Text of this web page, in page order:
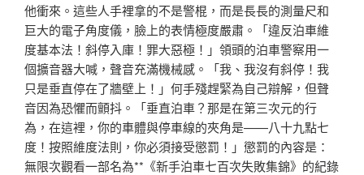
他衝來。這些人手裡拿的不是警棍，而是長長的測量尺和
巨大的電子角度儀，臉上的表情極度嚴肅。「違反泊車維
度基本法！斜停入庫！罪大惡極！」領頭的泊車警察用一
個擴音器大喊，聲音充滿機械感。「我、我沒有斜停！我
只是垂直停在了牆壁上！」何手殘趕緊為自己辯解，但聲
音因為恐懼而顫抖。「垂直泊車？那是在第三次元的行
為，在這裡，你的車體與停車線的夾角是——八十九點七
度！按照維度法則，你必須接受懲罰！」懲罰的內容是：
無限次觀看一部名為**《新手泊車七百次失敗集錦》的紀錄